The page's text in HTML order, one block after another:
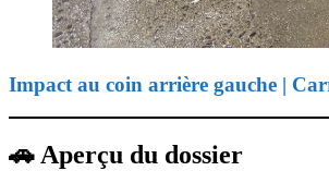
Impact au coin arrière gauche |
🚗 Aperçu du dossier